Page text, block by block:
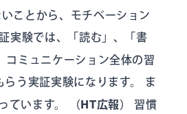
ことから、モチベーション
実験では、「読む」、「書
ミュニケーション全体の習
う実証実験になります。 ま
ています。
（HT広報）
習慣